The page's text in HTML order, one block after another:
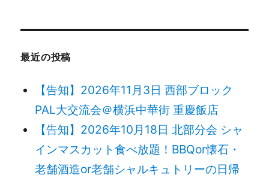
最近の投稿
【告知】2026年11月3日 西部ブロック
PAL大交流会＠横浜中華街 重慶飯店
【告知】2026年10月18日 北部分会 シャ
インマスカット食べ放題！BBQor懐石・
老舗酒造or老舗シャルキュトリーの日帰